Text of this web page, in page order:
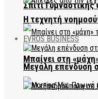
Σπίτι
Μπαίνει στη
Η τεχνητή
EVROS BUSINESS
Μεγάλη επένδυση